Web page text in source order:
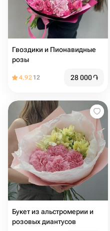
Гвоздики и Пионавидные
розы
4.92 12 28 000֏
Букет из альстромерии и
розовых диантусов